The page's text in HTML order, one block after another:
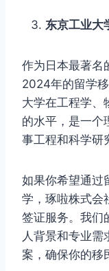
东京工业大
作为日本最著名
2024年的留学
大学在工程学、
的水平，是一个
事工程和科学研
如果你希望通过
学，琢啦株式会
签证服务。我们
人背景和专业
案，确保你的移